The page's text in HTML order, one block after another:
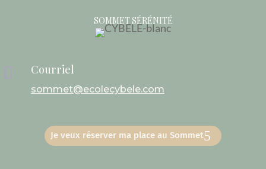
SOMMET SÉRÉNITÉ
 Courriel
sommet@ecolecybele.com
Je veux réserver ma place au Sommet